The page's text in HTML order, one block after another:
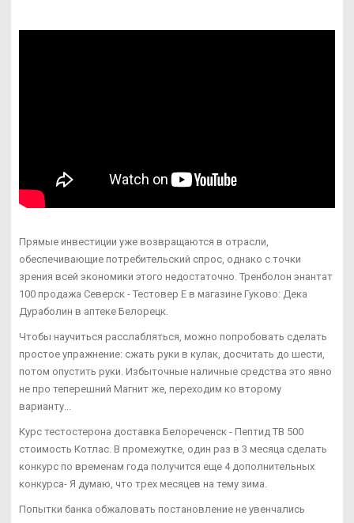
Прямые инвестиции уже возвращаются в отрасли,
обеспечивающие потребительский спрос, однако с точки
зрения всей экономики этого недостаточно. Тренболон энантат
100 продажа Северск - Тестовер Е в магазине Гуково: Дека
Дураболин в аптеке Белорецк.
Чтобы научиться расслабляться, можно попробовать сделать
простое упражнение: сжать руки в кулак, досчитать до шести,
потом опустить руки. Избыточные наличные средства это явно
не про теперешний Магнит же, переходим ко второму
варианту...
Курс тестостерона доставка Белореченск - Пептид TB 500
стоимость Котлас. В промежутке, один раз в 3 месяца сделать
конкурс по временам года получится еще 4 дополнительных
конкурса- Я думаю, что трех месяцев на тему зима.
Попытки банка обжаловать постановление не увенчались